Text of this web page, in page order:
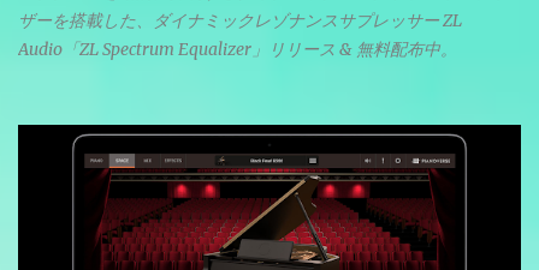
ザーを搭載した、ダイナミックレゾナンスサプレッサー ZL
Audio「ZL Spectrum Equalizer」リリース & 無料配布中。